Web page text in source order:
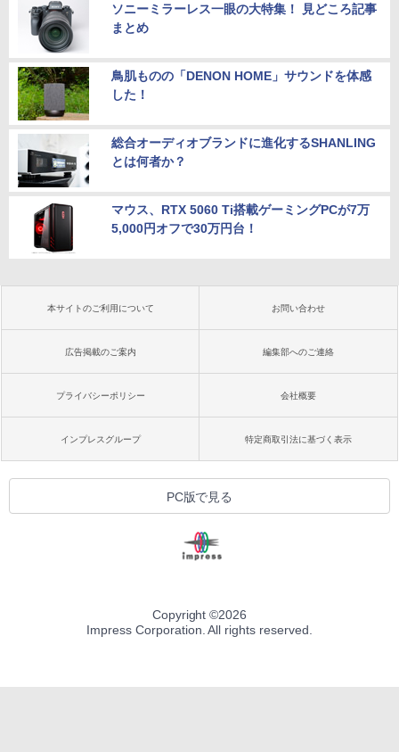
ソニーミラーレス一眼の大特集！ 見どころ記事
まとめ
鳥肌ものの「DENON HOME」サウンドを体感
した！
総合オーディオブランドに進化するSHANLING
とは何者か？
マウス、RTX 5060 Ti搭載ゲーミングPCが7万
5,000円オフで30万円台！
本サイトのご利用について お問い合わせ
広告掲載のご案内 編集部へのご連絡
プライバシーポリシー 会社概要
インプレスグループ 特定商取引法に基づく表示
PC版で見る
Copyright ©2026
Impress Corporation. All rights reserved.